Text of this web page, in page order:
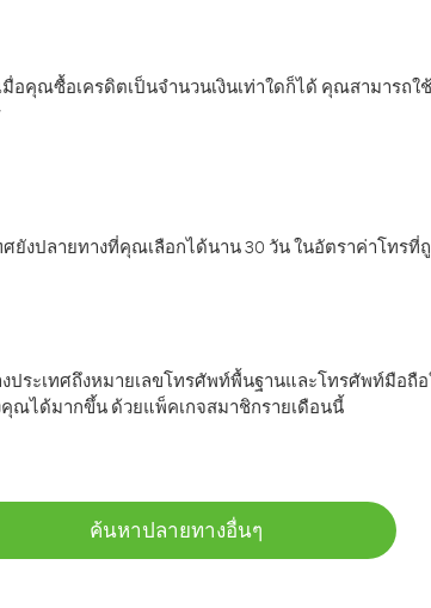
มื่อคุณซื้อเครดิตเป็นจำนวนเงินเท่าใดก็ได้ คุณสามารถ
ยังปลายทางที่คุณเลือกได้นาน 30 วัน ในอัตราค่าโทรที่
ระเทศถึงหมายเลขโทรศัพท์พื้นฐานและโทรศัพท์มือถื
ณได้มากขึ้น ด้วยแพ็คเกจสมาชิกรายเดือนนี้
ค้นหาปลายทางอื่นๆ